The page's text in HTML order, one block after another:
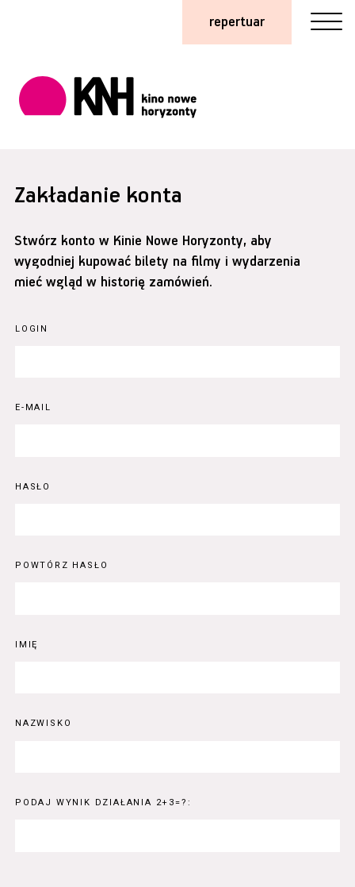
repertuar
Zakładanie konta
Stwórz konto w Kinie Nowe Horyzonty, aby
wygodniej kupować bilety na filmy i wydarzenia
mieć wgląd w historię zamówień.
LOGIN
E-MAIL
HASŁO
POWTÓRZ HASŁO
IMIĘ
NAZWISKO
PODAJ WYNIK DZIAŁANIA 2+3=?: